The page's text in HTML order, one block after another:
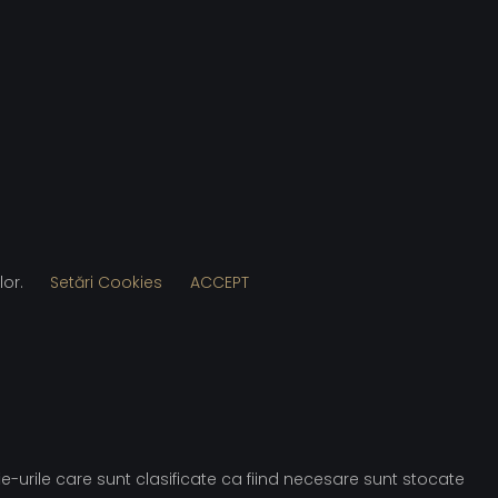
Setări Cookies ACCEPT
urile care sunt clasificate ca fiind necesare sunt stocate